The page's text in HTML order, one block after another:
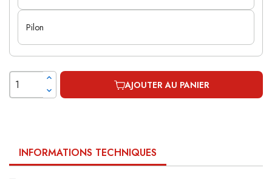
Pilon
AJOUTER AU PANIER
INFORMATIONS TECHNIQUES